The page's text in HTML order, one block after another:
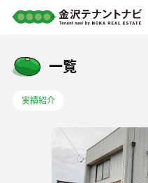
一覧
実績紹介